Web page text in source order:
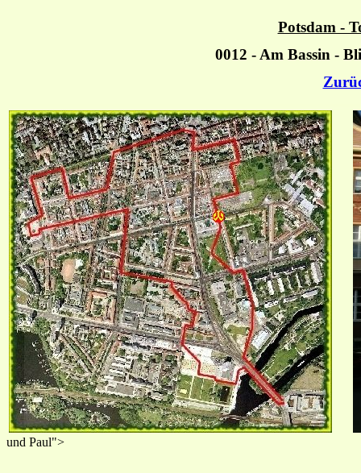
Potsdam -
0012 - Am Bassin -
und Paul">